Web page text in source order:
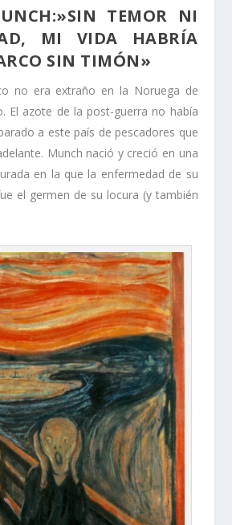
TEMOR NI
MI VIDA HABRÍA
SIN TIMÓN»
no era extraño en la Noruega de
El azote de la post-guerra no había
a este país de pescadores que
Munch nació y creció en una
en la que la enfermedad de su
el germen de su locura (y también